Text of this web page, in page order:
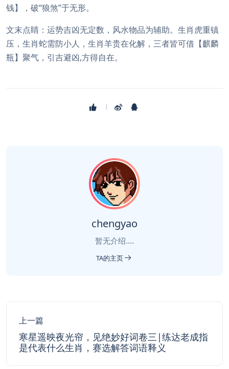
钱】，破“狼煞”于无形。
文末点睛：运势吉凶无定数，风水物品为辅助。生肖虎重镇
压，生肖蛇需防小人，生肖羊贵在化解，三者皆可借【麒麟
瓶】聚气，引吉避凶,方得自在。
chengyao
暂无介绍....
TA的主页
上一篇
寒星遥映夜光帘，见绝妙好词卷三|练达老成指
是代表什么生肖，赛选解答词语释义